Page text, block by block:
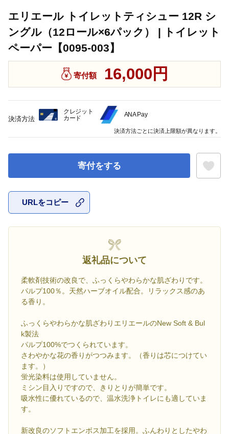
エリエール トイレットティシュー 12R シ
ングル（12ロール×6パック） | トイレット
ペーパー【0095-003】
寄付額 16,000円
寄付をする
URLをコピー
返礼品について
柔軟剤技術の改良で、ふっくらやわらかな肌ざわりです。
パルプ100％。天然ハーブオイル配合。リラックス感のあ
る香り。
ふっくらやわらかな肌ざわりエリエールのNew Soft & Bul
k製法
パルプ100%でつくられています。
さわやかな花の香りがつつみます。（香りは芯につけてい
ます。）
蛍光染料は使用していません。
ミシン目入りですので、きりとりが簡単です。
吸水性に優れているので、温水洗浄トイレにも適していま
す。
新改良のソフトエンボス加工を採用。ふんわりとしたやわ
決済方法
クレジット
カード
ANA Pay
決済方法ごとに決済上限額が異なります。